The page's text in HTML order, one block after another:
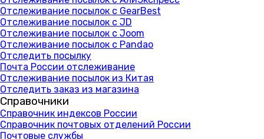
Отслеживание посылок с GearBest
Отслеживание посылок с JD
Отслеживание посылок с Joom
Отслеживание посылок с Pandao
Отследить посылку
Почта России отслеживание
Отслеживание посылок из Китая
Отследить заказ из магазина
Справочники
Справочник индексов России
Справочник почтовых отделений России
Почтовые службы